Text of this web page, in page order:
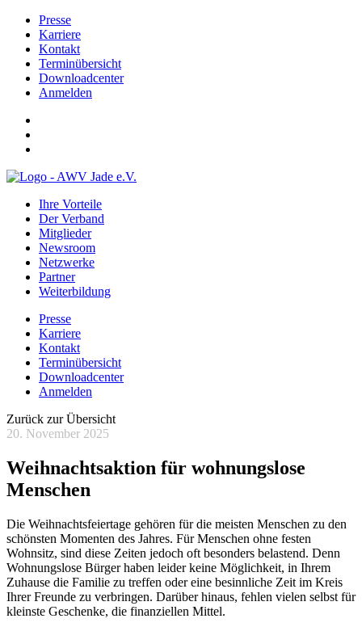
Presse
Karriere
Kontakt
Terminübersicht
Downloadcenter
Anmelden
Ihre Vorteile
Der Verband
Mitglieder
Newsroom
Netzwerke
Partner
Weiterbildung
Presse
Karriere
Kontakt
Terminübersicht
Downloadcenter
Anmelden
Zurück zur Übersicht
20. November 2025
Weihnachtsaktion für wohnungslose
Menschen
Die Weihnachtsfeiertage gehören für die meisten Menschen zu den
schönsten Momenten des Jahres. Für Menschen ohne festen
Wohnsitz, sind diese Zeiten jedoch oft besonders belastend. Denn
Wohnungslose Bürger haben leider keine Möglichkeit, in Ihrem
Zuhause die Familie zu treffen oder eine besinnliche Zeit im Kreis
Ihrer Freunde zu verbringen. Darüber hinaus, fehlen vielen selbst für
kleinste Geschenke, die finanziellen Mittel.